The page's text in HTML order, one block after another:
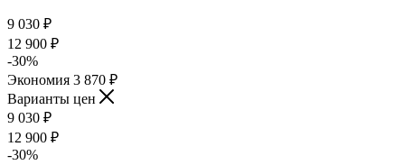
9 030 ₽
12 900 ₽
-30%
Экономия 3 870 ₽
Варианты цен
9 030 ₽
12 900 ₽
-30%